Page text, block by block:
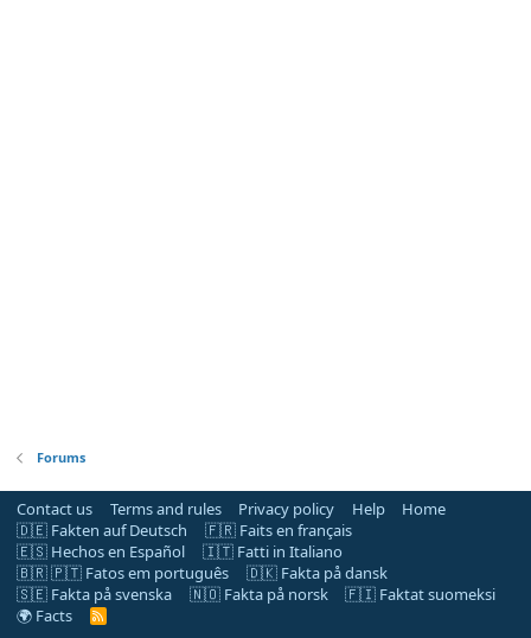
Forums
Contact us Terms and rules Privacy policy Help
Home
🇩🇪 Fakten auf Deutsch
🇫🇷 Faits en français
🇪🇸 Hechos en Español
🇮🇹 Fatti in Italiano
🇧🇷 🇵🇹 Fatos em português
🇩🇰 Fakta på dansk
🇸🇪 Fakta på svenska
🇳🇴 Fakta på norsk
🇫🇮 Faktat suomeksi
🌍 Facts
R